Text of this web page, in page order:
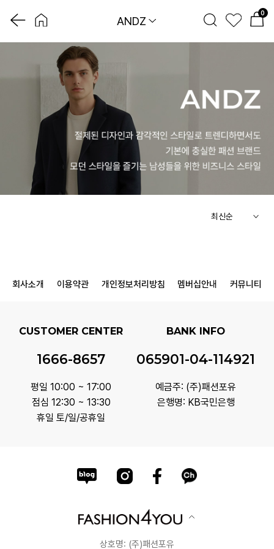
0
ANDZ
회사소개 이용약관 개인정보처리방침 멤버십안내 커뮤니티
CUSTOMER CENTER
1666-8657
평일 10:00 ~ 17:00
점심 12:30 ~ 13:30
휴일 토/일/공휴일
BANK INFO
065901-04-114921
예금주: (주)패션포유
은행명: KB국민은행
상호명: (주)패션포유